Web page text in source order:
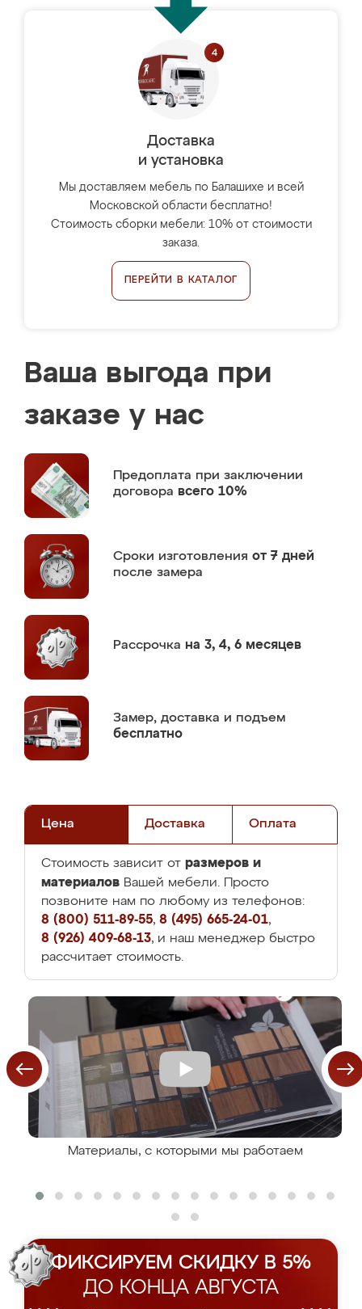
Доставка
и установка
Мы доставляем мебель по Балашихе и всей
Московской области бесплатно!
Стоимость сборки мебели: 10% от стоимости
заказа.
ПЕРЕЙТИ В КАТАЛОГ
Ваша выгода при
заказе у нас
Предоплата при заключении
договора всего 10%
Сроки изготовления от 7 дней
после замера
Рассрочка на 3, 4, 6 месяцев
Замер, доставка и подъем
бесплатно
Цена Доставка Оплата
Стоимость зависит от размеров и
материалов Вашей мебели. Просто
позвоните нам по любому из телефонов:
8 (800) 511-89-55, 8 (495) 665-24-01,
8 (926) 409-68-13, и наш менеджер быстро
рассчитает стоимость.
Материалы, с которыми мы работаем
ФИКСИРУЕМ СКИДКУ В 5%
ДО КОНЦА АВГУСТА